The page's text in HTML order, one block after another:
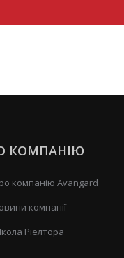
КОМПАНІЮ
компанію Avangard
компанії
Ріелтора